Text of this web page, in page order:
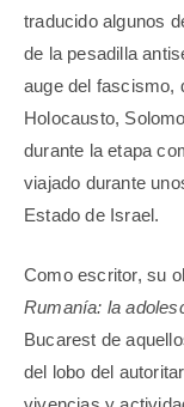
traducido algunos
de la pesadilla
auge del fascismo,
Holocausto,
durante la etapa
viajado durante
Estado de Israel.
Como escritor, su
Rumanía: la
Bucarest de
del lobo del